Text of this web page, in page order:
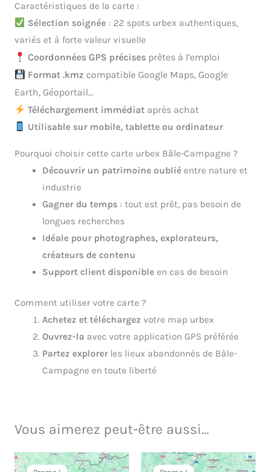
Caractéristiques de la carte :
Sélection soignée: 22 spots urbex authentiques,
variés et à forte valeur visuelle
Coordonnées GPS précises prêtes à l’emploi
Format .kmz compatible Google Maps, Google
Earth, Géoportail…
Téléchargement immédiat après achat
Utilisable sur mobile, tablette ou ordinateur
Pourquoi choisir cette carte urbex Bâle-Campagne ?
Découvrir un patrimoine oublié entre nature et
industrie
Gagner du temps : tout est prêt, pas besoin de
longues recherches
Idéale pour photographes, explorateurs,
créateurs de contenu
Support client disponible en cas de besoin
Comment utiliser votre carte ?
Achetez et téléchargez votre map urbex
Ouvrez-la avec votre application GPS préférée
Partez explorer les lieux abandonnés de Bâle-
Campagne en toute liberté
Vous aimerez peut-être aussi…